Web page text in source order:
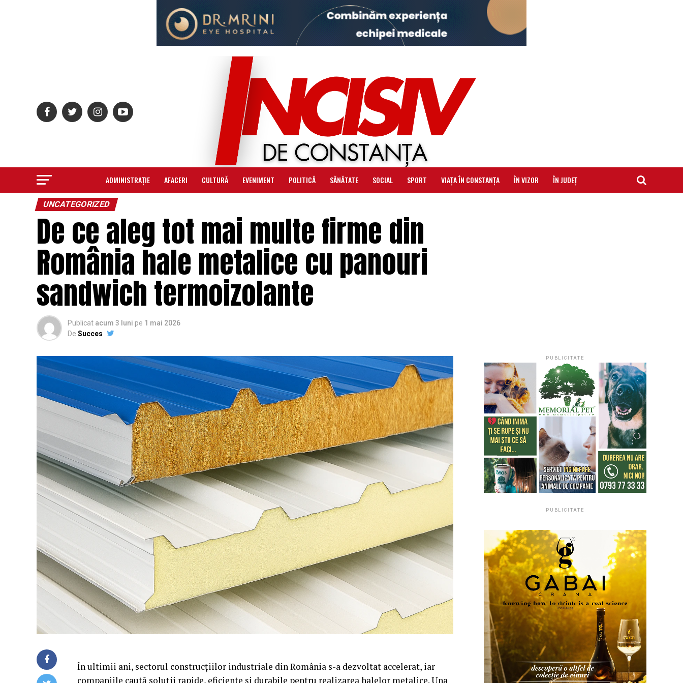
ADMINISTRAȚIE AFACERI CULTURĂ EVENIMENT POLITICĂ SĂNĂTATE SOCIAL SPORT VIAȚA ÎN CONSTANȚA ÎN VIZOR ÎN JUDEȚ
UNCATEGORIZED
De ce aleg tot mai multe firme din
România hale metalice cu panouri
sandwich termoizolante
Publicat acum 3 luni pe 1 mai 2026
De Succes
În ultimii ani, sectorul construcțiilor industriale din România s-a dezvoltat accelerat, iar
companiile caută soluții rapide, eficiente și durabile pentru realizarea halelor metalice.Una
PUBLICITATE
PUBLICITATE